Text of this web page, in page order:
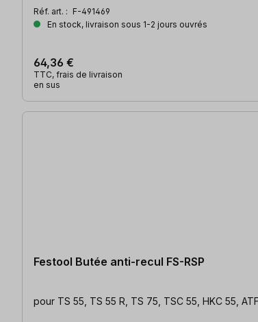
Réf. art. : F-491469
En stock, livraison sous 1-2 jours ouvrés
64,36 €
TTC, frais de livraison
en sus
Festool Butée anti-recul FS-RSP
pour TS 55, TS 55 R, TS 75, TSC 55, HKC 55,